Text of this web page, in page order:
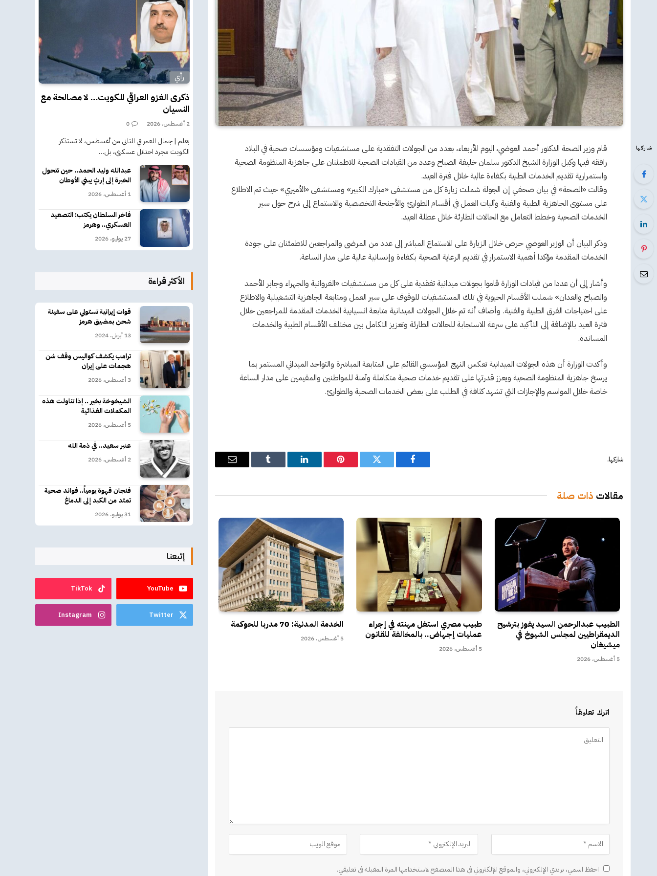
شاركها
قام وزير الصحة الدكتور أحمد العوضي، اليوم الأربعاء، بعدد من الجولات التفقدية على مستشفيات ومؤسسات صحية في البلاد
رافقه فيها وكيل الوزارة الشيخ الدكتور سلمان خليفة الصباح وعدد من القيادات الصحية للاطمئنان على جاهزية المنظومة الصحية
واستمرارية تقديم الخدمات الطبية بكفاءة عالية خلال فترة العيد.
وقالت «الصحة» في بيان صحفي إن الجولة شملت زيارة كل من مستشفى «مبارك الكبير» ومستشفى «الأميري» حيث تم الاطلاع
على مستوى الجاهزية الطبية والفنية وآليات العمل في أقسام الطوارئ والأجنحة التخصصية والاستماع إلى شرح حول سير
الخدمات الصحية وخطط التعامل مع الحالات الطارئة خلال عطلة العيد.
وذكر البيان أن الوزير العوضي حرص خلال الزيارة على الاستماع المباشر إلى عدد من المرضى والمراجعين للاطمئنان على جودة
الخدمات المقدمة مؤكدا أهمية الاستمرار في تقديم الرعاية الصحية بكفاءة وإنسانية عالية على مدار الساعة.
وأشار إلى أن عددا من قيادات الوزارة قاموا بجولات ميدانية تفقدية على كل من مستشفيات «الفروانية والجهراء وجابر الأحمد
والصباح والعدان» شملت الأقسام الحيوية في تلك المستشفيات للوقوف على سير العمل ومتابعة الجاهزية التشغيلية والاطلاع
على احتياجات الفرق الطبية والفنية. وأضاف أنه تم خلال الجولات الميدانية متابعة انسيابية الخدمات المقدمة للمراجعين خلال
فترة العيد بالإضافة إلى التأكيد على سرعة الاستجابة للحالات الطارئة وتعزيز التكامل بين مختلف الأقسام الطبية والخدمات
المساندة.
وأكدت الوزارة أن هذه الجولات الميدانية تعكس النهج المؤسسي القائم على المتابعة المباشرة والتواجد الميداني المستمر بما
يرسخ جاهزية المنظومة الصحية ويعزز قدرتها على تقديم خدمات صحية متكاملة وآمنة للمواطنين والمقيمين على مدار الساعة
خاصة خلال المواسم والإجازات التي تشهد كثافة في الطلب على بعض الخدمات الصحية والطوارئ.
شاركها.
فيسبوك تويتر بينتيريستلينكدإن Tumblr
البريد
مقالات ذات صلة
الطبيب عبدالرحمن السيد يفوز بترشيح
الديمقراطيين لمجلس الشيوخ في
ميشيغان
5 أغسطس، 2026
طبيب مصري استغل مهنته في إجراء
عمليات إجهاض.. بالمخالفة للقانون
5 أغسطس، 2026
الخدمة المدنية: 70 مدربا للحوكمة
5 أغسطس، 2026
اترك تعليقاً
احفظ اسمي، بريدي الإلكتروني، والموقع الإلكتروني في هذا المتصفح لاستخدامها المرة المقبلة في تعليقي.
رأي
ذكرى الغزو العراقي للكويت… لا مصالحة مع
النسيان
2 أغسطس، 2026 0
بقلم | جمال العمر في الثاني من أغسطس، لا تستذكر
الكويت مجرد احتلال عسكري، بل…
عبدالله وليد الحمد.. حين تتحول
الخبرة إلى إرثٍ يبني الأوطان
1 أغسطس، 2026
فاخر السلطان يكتب: التصعيد
العسكري.. وهرمز
27 يوليو، 2026
الأكثر قراءة
قوات إيرانية تستولي على سفينة
شحن بمضيق هرمز
13 أبريل، 2024
ترامب يكشف كواليس وقف شن
هجمات على إيران
3 أغسطس، 2026
الشيخوخة بخير .. إذا تناولت هذه
المكملات الغذائية
5 أغسطس، 2026
عنبر سعيد.. في ذمة الله
2 أغسطس، 2026
فنجان قهوة يومياً.. فوائد صحية
تمتد من الكبد إلى الدماغ
31 يوليو، 2026
إتبعنا
YouTube
TikTok
Twitter
Instagram